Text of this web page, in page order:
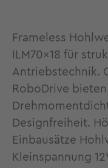
Frameless
ILM70x18 für
Antriebstechnik.
RoboDrive
Designfreiheit.
Einbausätze
Kleinspannung